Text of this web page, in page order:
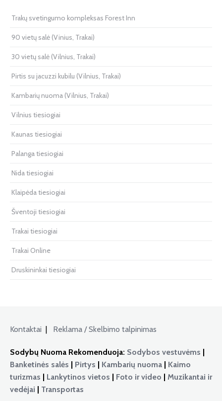
Trakų svetingumo kompleksas Forest Inn
90 vietų salė (Vinius, Trakai)
30 vietų salė (Vilnius, Trakai)
Pirtis su jacuzzi kubilu (Vilnius, Trakai)
Kambarių nuoma (Vilnius, Trakai)
Vilnius tiesiogiai
Kaunas tiesiogiai
Palanga tiesiogiai
Nida tiesiogiai
Klaipėda tiesiogiai
Šventoji tiesiogiai
Trakai tiesiogiai
Trakai Online
Druskininkai tiesiogiai
Kontaktai Reklama / Skelbimo talpinimas
Sodybų Nuoma Rekomenduoja: Sodybos vestuvėms |
Banketinės salės | Pirtys | Kambarių nuoma | Kaimo
turizmas | Lankytinos vietos | Foto ir video | Muzikantai ir
vedėjai | Transportas